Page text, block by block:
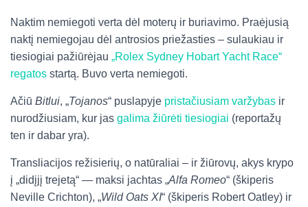
Naktim nemiegoti verta dėl moterų ir buriavimo. Praėjusią
naktį nemiegojau dėl antrosios priežasties – sulaukiau ir
tiesiogiai pažiūrėjau „Rolex Sydney Hobart Yacht Race“
regatos startą. Buvo verta nemiegoti.
Ačiū Bitlui, „Tojanos“ puslapyje pristačiusiam varžybas ir
nurodžiusiam, kur jas galima žiūrėti tiesiogiai (reportažų
ten ir dabar yra).
Transliacijos režisierių, o natūraliai – ir žiūrovų, akys krypo
į „didįjį trejetą“ — maksi jachtas „Alfa Romeo“ (škiperis
Neville Crichton), „Wild Oats XI“ (škiperis Robert Oatley) ir